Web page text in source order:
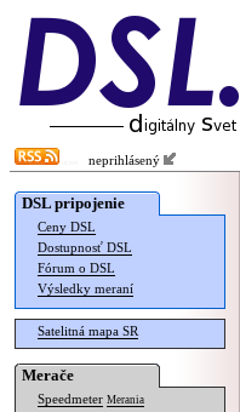
neprihlásený
DSL pripojenie
Ceny DSL
Dostupnosť DSL
Fórum o DSL
Výsledky meraní
Satelitná mapa SR
Merače
Speedmeter Merania